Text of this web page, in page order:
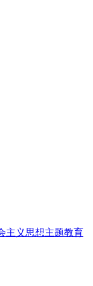
主义思想主题教育